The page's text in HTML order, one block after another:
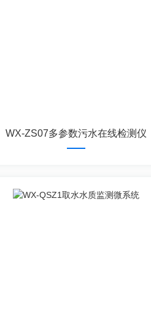
WX-ZS07多参数污水在线检测仪